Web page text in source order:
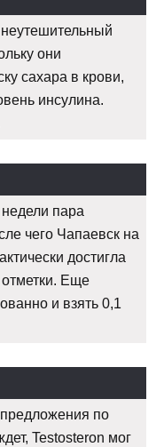
они
сахара в крови,
инсулина.
пара
чего Чапаевск на
достигла
Еще
и взять 0,1
по
Testosteron мог